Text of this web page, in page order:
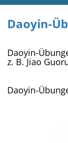
Daoyin-
Daoyin-
z. B. Jiao
Daoyin-